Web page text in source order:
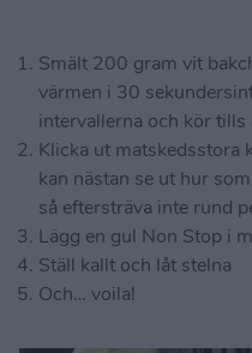
Smält 200 gram vit
värmen i 30
intervallerna och kör tills
Klicka ut matskedsstora
kan nästan se ut hur
så eftersträva inte rund
Lägg en gul Non Stop i
Ställ kallt och låt stelna
Och… voila!